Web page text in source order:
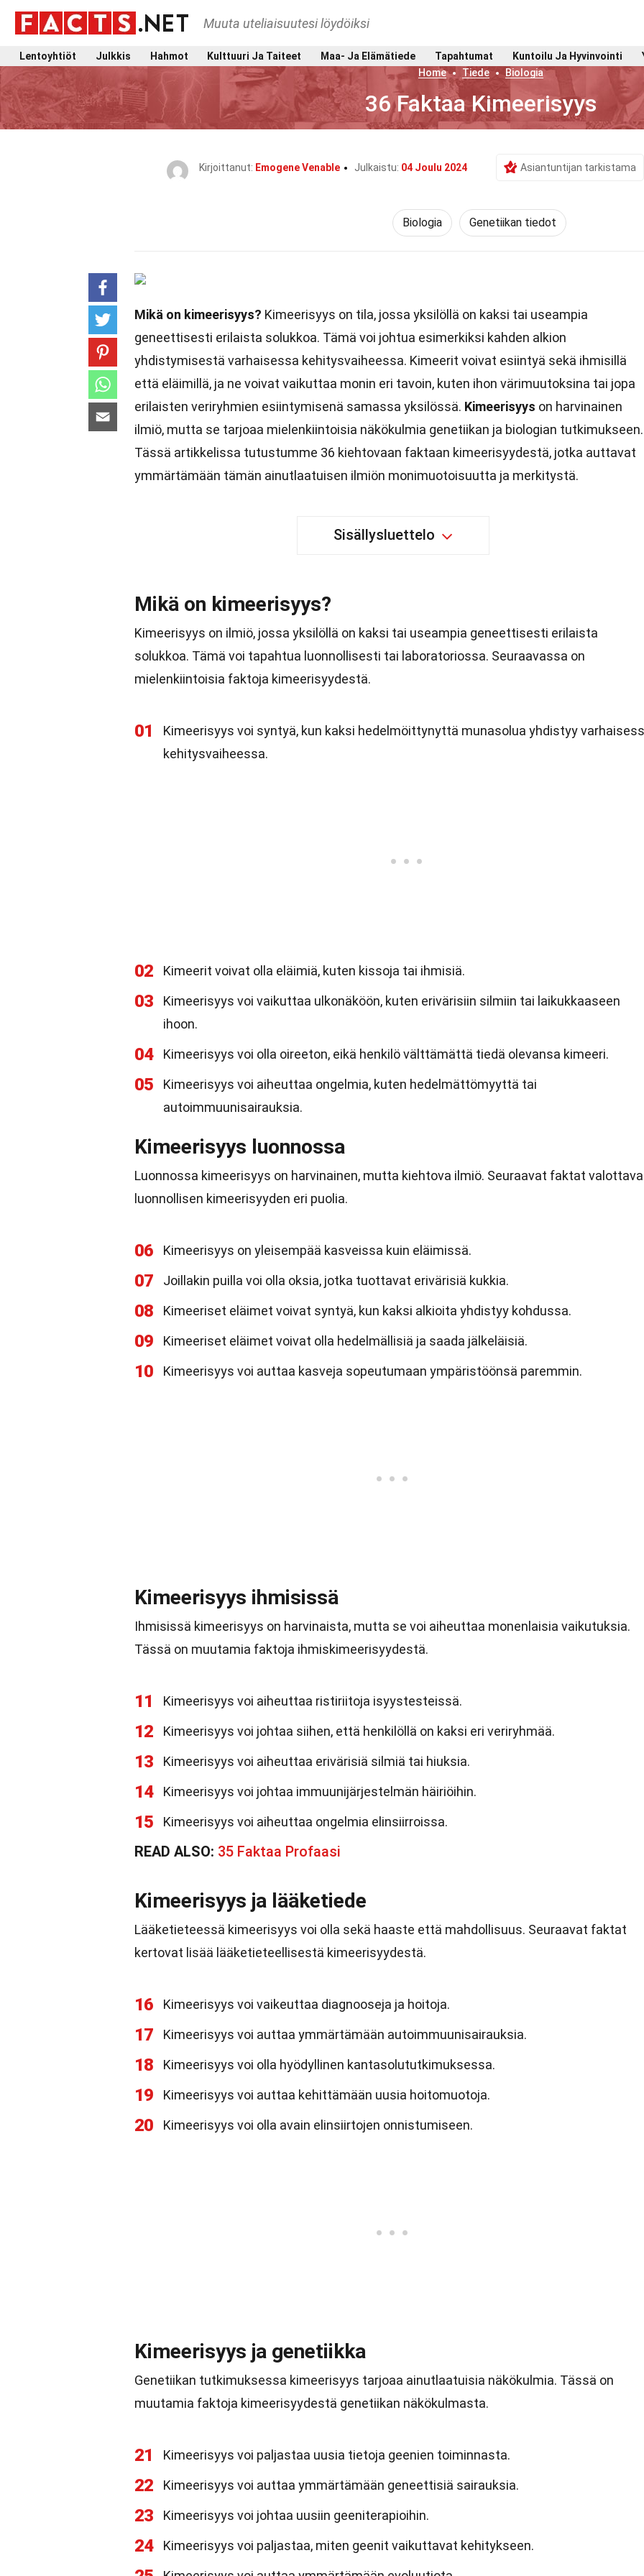
Muuta uteliaisuutesi löydöiksi
Lentoyhtiöt Julkkis Hahmot Kulttuuri Ja Taiteet Maa- Ja Elämätiede Tapahtumat Kuntoilu Ja Hyvinvointi
Home
Tiede Biologia
36 Faktaa Kimeerisyys
Kirjoittanut: Emogene Venable Julkaistu: 04 Joulu 2024 Asiantuntijan tarkistama
Biologia Genetiikan tiedot
Mikä on kimeerisyys? Kimeerisyys on tila, jossa yksilöllä on kaksi tai useampia
geneettisesti erilaista solukkoa. Tämä voi johtua esimerkiksi kahden alkion
yhdistymisestä varhaisessa kehitysvaiheessa. Kimeerit voivat esiintyä sekä ihmisillä
että eläimillä, ja ne voivat vaikuttaa monin eri tavoin, kuten ihon värimuutoksina tai jopa
erilaisten veriryhmien esiintymisenä samassa yksilössä. Kimeerisyys on harvinainen
ilmiö, mutta se tarjoaa mielenkiintoisia näkökulmia genetiikan ja biologian tutkimukseen.
Tässä artikkelissa tutustumme 36 kiehtovaan faktaan kimeerisyydestä, jotka auttavat
ymmärtämään tämän ainutlaatuisen ilmiön monimuotoisuutta ja merkitystä.
Sisällysluettelo
Mikä on kimeerisyys?
Kimeerisyys on ilmiö, jossa yksilöllä on kaksi tai useampia geneettisesti erilaista
solukkoa. Tämä voi tapahtua luonnollisesti tai laboratoriossa. Seuraavassa on
mielenkiintoisia faktoja kimeerisyydestä.
01
Kimeerisyys voi syntyä, kun kaksi hedelmöittynyttä munasolua yhdistyy
kehitysvaiheessa.
02 Kimeerit voivat olla eläimiä, kuten kissoja tai ihmisiä.
03
Kimeerisyys voi vaikuttaa ulkonäköön, kuten erivärisiin silmiin tai laikukkaaseen
ihoon.
04 Kimeerisyys voi olla oireeton, eikä henkilö välttämättä tiedä olevansa kimeeri.
05
Kimeerisyys voi aiheuttaa ongelmia, kuten hedelmättömyyttä tai
autoimmuunisairauksia.
Kimeerisyys luonnossa
Luonnossa kimeerisyys on harvinainen, mutta kiehtova ilmiö. Seuraavat faktat
luonnollisen kimeerisyyden eri puolia.
06 Kimeerisyys on yleisempää kasveissa kuin eläimissä.
07 Joillakin puilla voi olla oksia, jotka tuottavat erivärisiä kukkia.
08 Kimeeriset eläimet voivat syntyä, kun kaksi alkioita yhdistyy kohdussa.
09 Kimeeriset eläimet voivat olla hedelmällisiä ja saada jälkeläisiä.
10 Kimeerisyys voi auttaa kasveja sopeutumaan ympäristöönsä paremmin.
Kimeerisyys ihmisissä
Ihmisissä kimeerisyys on harvinaista, mutta se voi aiheuttaa monenlaisia vaikutuksia.
Tässä on muutamia faktoja ihmiskimeerisyydestä.
11 Kimeerisyys voi aiheuttaa ristiriitoja isyystesteissä.
12 Kimeerisyys voi johtaa siihen, että henkilöllä on kaksi eri veriryhmää.
13 Kimeerisyys voi aiheuttaa erivärisiä silmiä tai hiuksia.
14 Kimeerisyys voi johtaa immuunijärjestelmän häiriöihin.
15 Kimeerisyys voi aiheuttaa ongelmia elinsiirroissa.
READ ALSO: 35 Faktaa Profaasi
Kimeerisyys ja lääketiede
Lääketieteessä kimeerisyys voi olla sekä haaste että mahdollisuus. Seuraavat faktat
kertovat lisää lääketieteellisestä kimeerisyydestä.
16 Kimeerisyys voi vaikeuttaa diagnooseja ja hoitoja.
17 Kimeerisyys voi auttaa ymmärtämään autoimmuunisairauksia.
18 Kimeerisyys voi olla hyödyllinen kantasolututkimuksessa.
19 Kimeerisyys voi auttaa kehittämään uusia hoitomuotoja.
20 Kimeerisyys voi olla avain elinsiirtojen onnistumiseen.
Kimeerisyys ja genetiikka
Genetiikan tutkimuksessa kimeerisyys tarjoaa ainutlaatuisia näkökulmia. Tässä on
muutamia faktoja kimeerisyydestä genetiikan näkökulmasta.
21 Kimeerisyys voi paljastaa uusia tietoja geenien toiminnasta.
22 Kimeerisyys voi auttaa ymmärtämään geneettisiä sairauksia.
23 Kimeerisyys voi johtaa uusiin geeniterapioihin.
24 Kimeerisyys voi paljastaa, miten geenit vaikuttavat kehitykseen.